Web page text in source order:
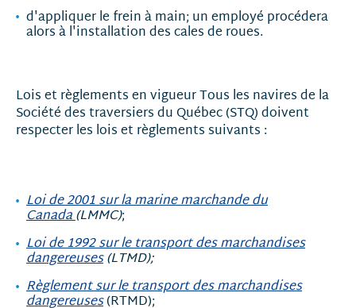
d'appliquer le frein à main; un employé procédera
alors à l'installation des cales de roues.
Lois et règlements en vigueur Tous les navires de la
Société des traversiers du Québec (STQ) doivent
respecter les lois et règlements suivants :
Loi de 2001 sur la marine marchande du
Canada(LMMC);
Loi de 1992 sur le transport des marchandises
dangereuses(LTMD);
Règlement sur le transport des marchandises
dangereuses(RTMD);